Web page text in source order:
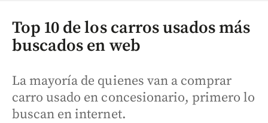
Top 10 de los carros usados más
buscados en web
La mayoría de quienes van a comprar
carro usado en concesionario, primero lo
buscan en internet.